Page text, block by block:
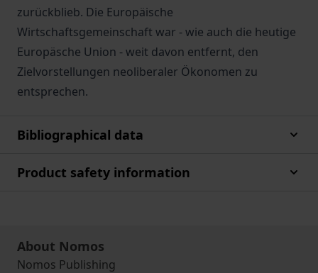
zurückblieb. Die Europäische
Wirtschaftsgemeinschaft war - wie auch die heutige
Europäsche Union - weit davon entfernt, den
Zielvorstellungen neoliberaler Ökonomen zu
entsprechen.
Bibliographical data
Product safety information
About Nomos
Nomos Publishing